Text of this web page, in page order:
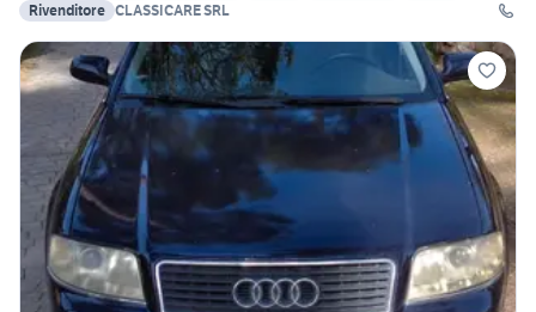
Rivenditore CLASSICARE SRL